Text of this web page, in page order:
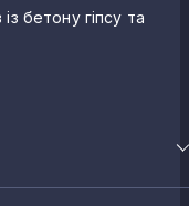
бетону гіпсу та